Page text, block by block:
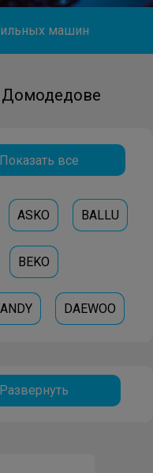
машин
Домодедове
Показать все
ASKO BALLU
BEKO
DAEWOO
ARISTON
Развернуть